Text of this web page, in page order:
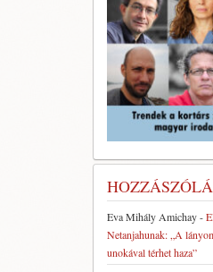
Eva Mihály Amichay-
Netanjahunak: „A
unokával térhet haza”